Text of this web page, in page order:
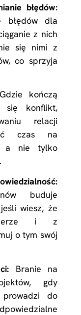
błędów:
błędów dla
z nich
się nimi z
co sprzyja
kończą
się konflikt,
relacji
czas na
a nie tylko
buduje
wiesz, że
i z
o tym swój
Branie na
gdy
do